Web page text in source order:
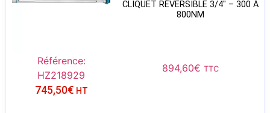
CLIQUET RÉVERSIBLE 3/4″ – 300 À
800NM
Référence:
HZ218929
894,60€ TTC
745,50€ HT